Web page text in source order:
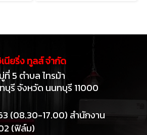
นียริ่ง ทูลส์ จำกัด
ที่ 5 ตำบล ไทรม้า
รี จังหวัด นนทบุรี 11000
(08.30-17.00) สำนักงาน
(ฟิล์ม)